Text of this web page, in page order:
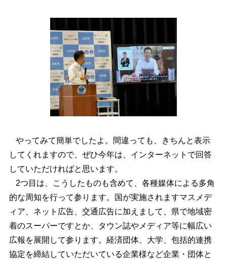
やってみて簡単でしたよ。間違っても、きちんと表示
してくれますので、ぜひ今年は、インターネットで回答
していただければと思います。
2つ目は、こうしたものも含めて、各種媒体による多角
的な周知を行って参ります。国が実施されますマスメデ
ィア、ネット広告、交通広告に加えまして、県で地域密
着のスーパーですとか、タウン誌やメディア等に幅広い
広報を展開して参ります。経済団体、大学、包括的連携
協定を締結していただいている企業様など企業・団体と